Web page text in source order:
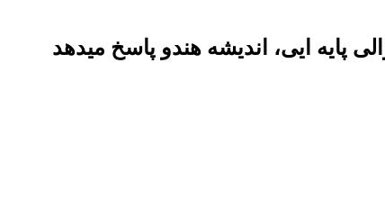
ایی، اندیشه هندو پاسخ میدهد